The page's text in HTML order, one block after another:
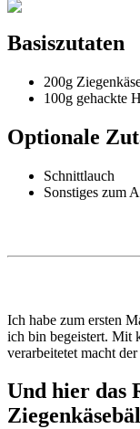
Basiszutaten
200g
100g gehackte
Optionale
Schnittlauch
Sonstiges zum
Ich habe zum ersten
ich bin begeistert. Mit
verarbeitetet macht
Und hier das